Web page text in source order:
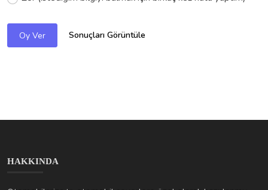
Otomobilariza.tr, otomobil severlere özel olarak hazırlanmış